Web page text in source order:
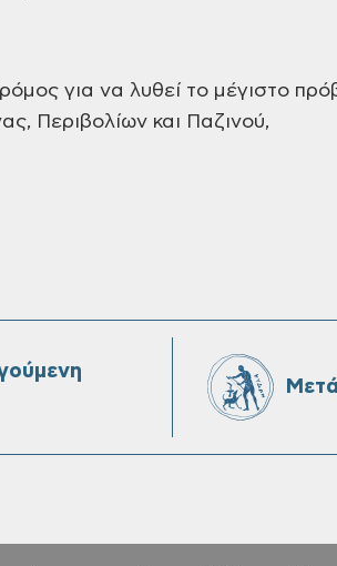
για να λυθεί το μέγιστο
Περιβολίων και Παζινού,